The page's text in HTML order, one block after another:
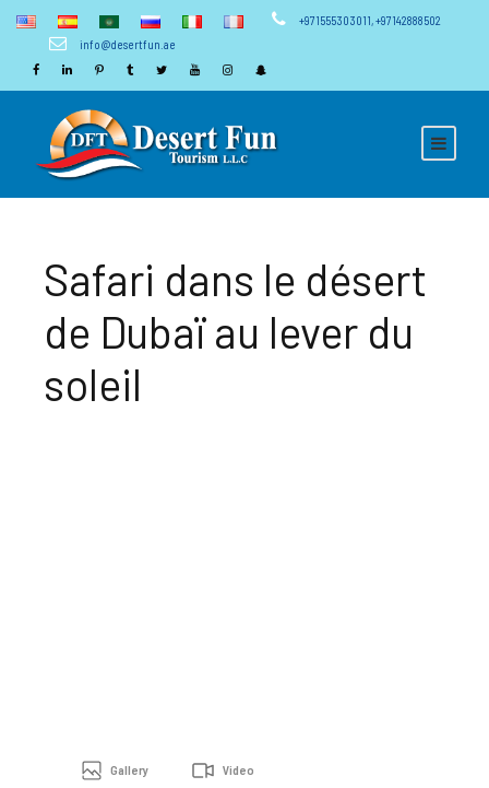
+971555303011,+97142888502
info@desertfun.ae
Safari dans le désert
de Dubaï au lever du
soleil
Gallery Video